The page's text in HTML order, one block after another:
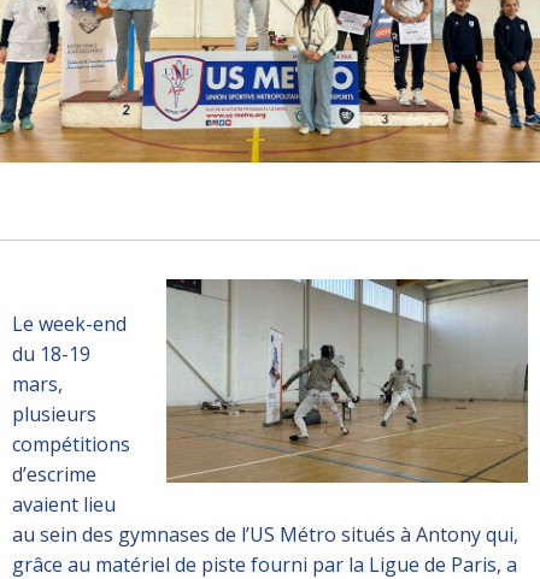
Le week-end
du 18-19
mars,
plusieurs
compétitions
d’escrime
avaient lieu
au sein des gymnases de l’US Métro situés à Antony qui,
grâce au matériel de piste fourni par la Ligue de Paris, a